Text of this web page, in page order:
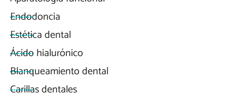
Endodoncia
Estética dental
Ácido hialurónico
Blanqueamiento dental
Carillas dentales